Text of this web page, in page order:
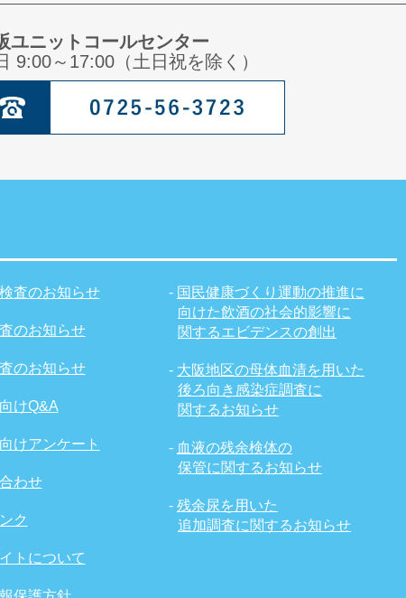
ユニットコールセンター
9:00～17:00（土日祝を除く）
査のお知らせ
のお知らせ
のお知らせ
けQ&A
けアンケート
わせ
ク
トについて
- 国民健康づくり運動の推進に
向けた飲酒の社会的影響に
関するエビデンスの創出
- 大阪地区の母体血清を用いた
後ろ向き感染症調査に
関するお知らせ
- 血液の残余検体の
保管に関するお知らせ
-残余尿を用いた
追加調査に関するお知らせ